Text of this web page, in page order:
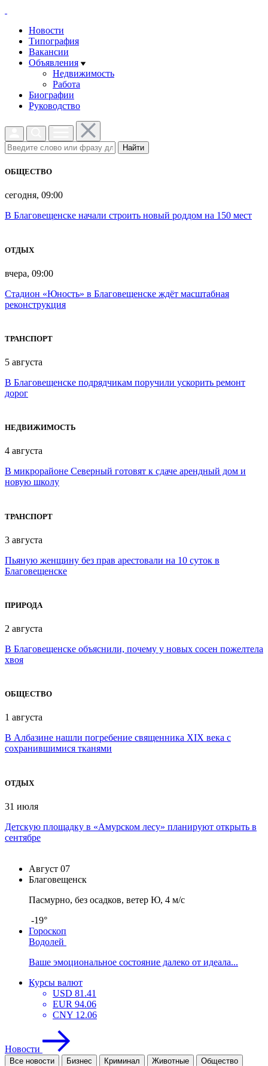
Новости
Типография
Вакансии
Объявления
Недвижимость
Работа
Биографии
Руководство
Найти
ОБЩЕСТВО
сегодня, 09:00
В Благовещенске начали строить новый роддом на 150 мест
ОТДЫХ
вчера, 09:00
Стадион «Юность» в Благовещенске ждёт масштабная
реконструкция
ТРАНСПОРТ
5 августа
В Благовещенске подрядчикам поручили ускорить ремонт
дорог
НЕДВИЖИМОСТЬ
4 августа
В микрорайоне Северный готовят к сдаче арендный дом и
новую школу
ТРАНСПОРТ
3 августа
Пьяную женщину без прав арестовали на 10 суток в
Благовещенске
ПРИРОДА
2 августа
В Благовещенске объяснили, почему у новых сосен пожелтела
хвоя
ОБЩЕСТВО
1 августа
В Албазине нашли погребение священника XIX века с
сохранившимися тканями
ОТДЫХ
31 июля
Детскую площадку в «Амурском лесу» планируют открыть в
сентябре
Август 07
Благовещенск
Пасмурно, без осадков, ветер Ю, 4 м/с
-19°
Гороскоп
Водолей
Ваше эмоциональное состояние далеко от идеала...
Курсы валют
USD 81.41
EUR 94.06
CNY 12.06
Новости
Все новости Бизнес Криминал Животные
Общество